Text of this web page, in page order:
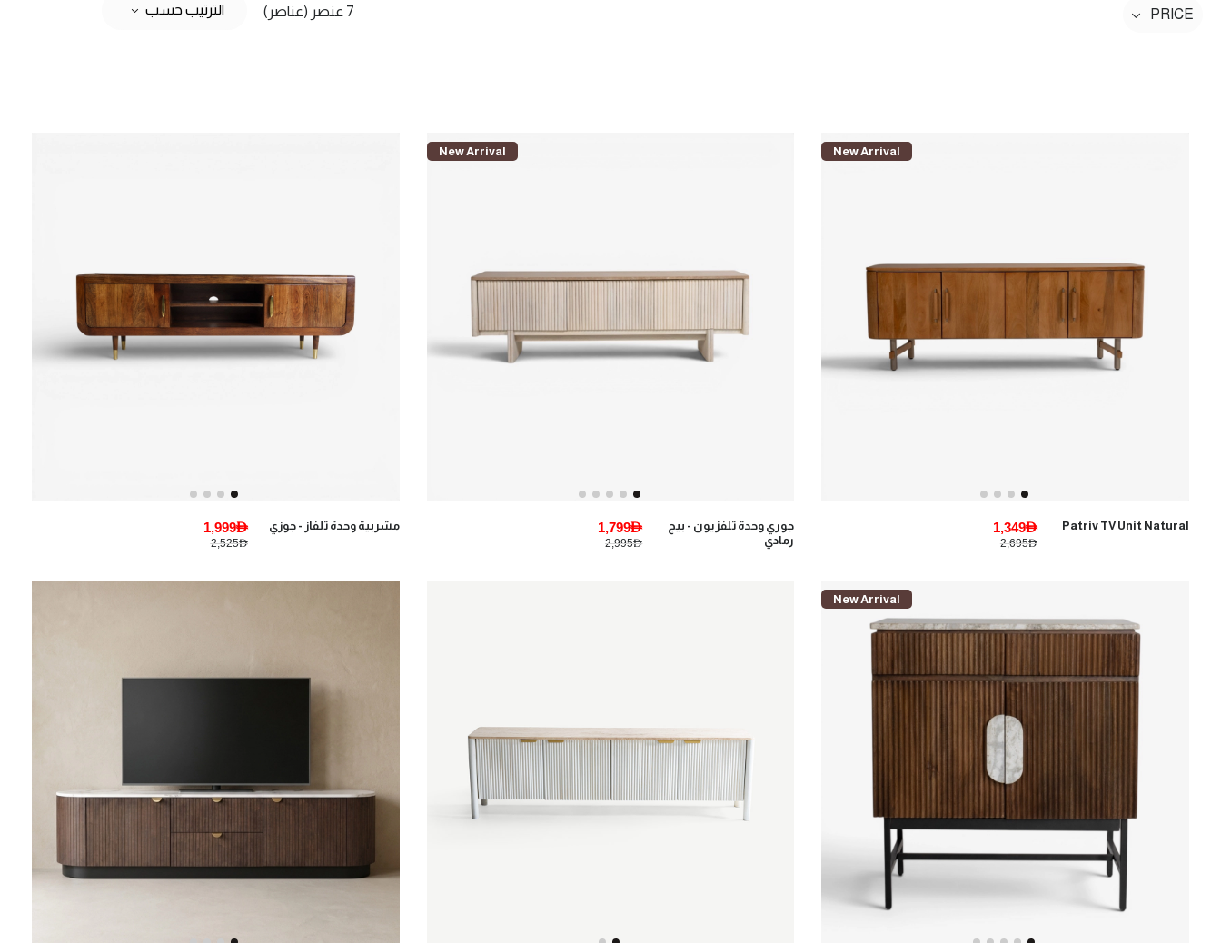
PRICE 7 عنصر (عناصر) الترتيب حسب
New Arrival
Patriv TV Unit Natural
1,349AED
2,695AED
New Arrival
جوري وحدة تلفزيون - بيج
رمادي
1,799AED
2,995AED
مشربية وحدة تلفاز - جوزي 1,999AED
2,525AED
New Arrival